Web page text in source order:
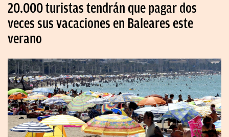
20.000 turistas tendrán que pagar dos
veces sus vacaciones en Baleares este
verano